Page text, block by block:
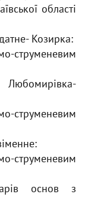
області
Козирка:
струменевим
струменевим
струменевим
основ з